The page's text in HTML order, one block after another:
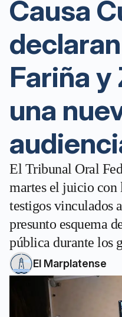
Causa
Fariña y
una
El Tribunal Oral
martes el juicio con
testigos vinculados
presunto esquema
pública durante los
El Marplatense